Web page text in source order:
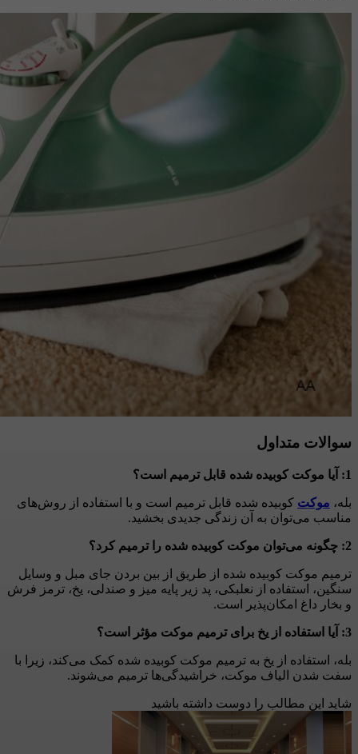
سوالات متداول
1: آیا موکت کوبیده شده قابل ترمیم است؟
بله، موکت کوبیده شده قابل ترمیم است و با استفاده از روش‌های
مناسب می‌توان به آن زندگی جدیدی بخشید.
2: چگونه می‌توان موکت کوبیده شده را ترمیم کرد؟
ترمیم موکت کوبیده شده از طریق از بین بردن جای مبل و وسایل
سنگین، استفاده از نعلبکی، پد زیر پایه میز و صندلی، یخ، ترمز فرش
و بخار داغ امکان‌پذیر است.
3: آیا استفاده از یخ برای ترمیم موکت مؤثر است؟
بله، استفاده از یخ به ترمیم موکت کوبیده شده کمک می‌کند، زیرا با
سفت شدن الیاف موکت، خراشیدگی‌ها ترمیم می‌شوند.
شاید این مطالب را دوست داشته باشید